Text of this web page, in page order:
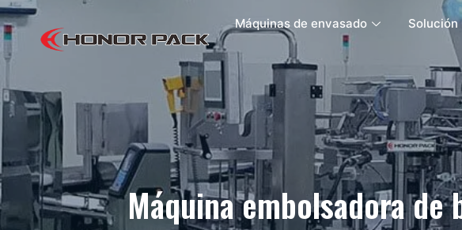
Máquinas de envasado Solución
Máquina embolsadora de